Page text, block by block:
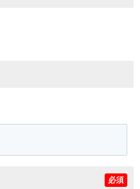
必須